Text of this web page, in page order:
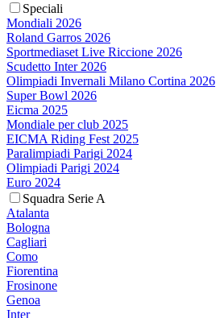
Speciali
Mondiali 2026
Roland Garros 2026
Sportmediaset Live Riccione 2026
Scudetto Inter 2026
Olimpiadi Invernali Milano Cortina 2026
Super Bowl 2026
Eicma 2025
Mondiale per club 2025
EICMA Riding Fest 2025
Paralimpiadi Parigi 2024
Olimpiadi Parigi 2024
Euro 2024
Squadra Serie A
Atalanta
Bologna
Cagliari
Como
Fiorentina
Frosinone
Genoa
Inter